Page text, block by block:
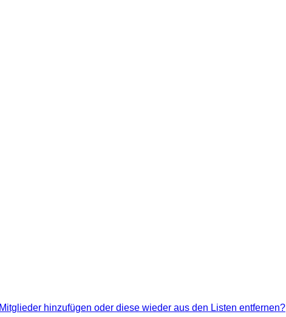
hinzufügen oder diese wieder aus den Listen entfernen?